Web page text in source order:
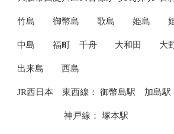
竹島 御幣島 歌島 姫島
中島 福町 千舟 大和田
出来島 西島
JR西日本 東西線： 御幣島駅 加島駅
神戸線： 塚本駅